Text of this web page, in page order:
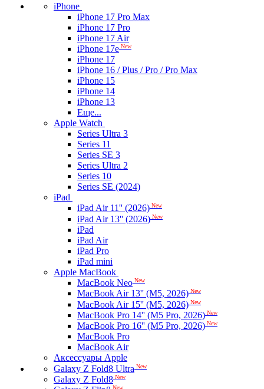
iPhone
iPhone 17 Pro Max
iPhone 17 Pro
iPhone 17 Air
iPhone 17e New
iPhone 17
iPhone 16 / Plus / Pro / Pro Max
iPhone 15
iPhone 14
iPhone 13
Еще...
Apple Watch
Series Ultra 3
Series 11
Series SE 3
Series Ultra 2
Series 10
Series SE (2024)
iPad
iPad Air 11'' (2026) New
iPad Air 13'' (2026) New
iPad
iPad Air
iPad Pro
iPad mini
Apple MacBook
MacBook Neo New
MacBook Air 13'' (M5, 2026) New
MacBook Air 15'' (M5, 2026) New
MacBook Pro 14'' (M5 Pro, 2026) New
MacBook Pro 16'' (M5 Pro, 2026) New
MacBook Pro
MacBook Air
Аксессуары Apple
Galaxy Z Fold8 Ultra New
Galaxy Z Fold8 New
New